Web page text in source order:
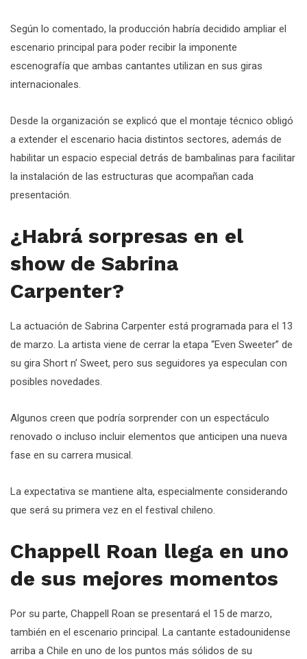
Según lo comentado, la producción habría decidido ampliar el
escenario principal para poder recibir la imponente
escenografía que ambas cantantes utilizan en sus giras
internacionales.
Desde la organización se explicó que el montaje técnico obligó
a extender el escenario hacia distintos sectores, además de
habilitar un espacio especial detrás de bambalinas para facilitar
la instalación de las estructuras que acompañan cada
presentación.
¿Habrá sorpresas en el
show de Sabrina
Carpenter?
La actuación de Sabrina Carpenter está programada para el 13
de marzo. La artista viene de cerrar la etapa “Even Sweeter” de
su gira Short n’ Sweet, pero sus seguidores ya especulan con
posibles novedades.
Algunos creen que podría sorprender con un espectáculo
renovado o incluso incluir elementos que anticipen una nueva
fase en su carrera musical.
La expectativa se mantiene alta, especialmente considerando
que será su primera vez en el festival chileno.
Chappell Roan llega en uno
de sus mejores momentos
Por su parte, Chappell Roan se presentará el 15 de marzo,
también en el escenario principal. La cantante estadounidense
arriba a Chile en uno de los puntos más sólidos de su